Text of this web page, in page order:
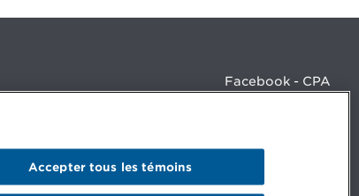
Facebook - CPA
LinkedIn - 20 minutes CPA
LinkedIn - Emploi CPA
Accepter tous les témoins